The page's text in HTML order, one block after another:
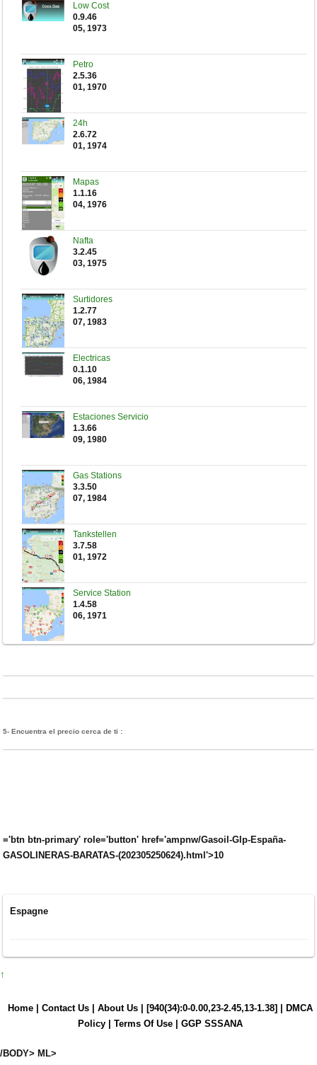
Low Cost
0.9.46
05, 1973
Petro
2.5.36
01, 1970
24h
2.6.72
01, 1974
Mapas
1.1.16
04, 1976
Nafta
3.2.45
03, 1975
Surtidores
1.2.77
07, 1983
Electricas
0.1.10
06, 1984
Estaciones Servicio
1.3.66
09, 1980
Gas Stations
3.3.50
07, 1984
Tankstellen
3.7.58
01, 1972
Service Station
1.4.58
06, 1971
5- Encuentra el precio cerca de ti :
='btn btn-primary' role='button' href='ampnw/Gasoil-Glp-España-
GASOLINERAS-BARATAS-(202305250624).html'>10
Espagne
↑
Home | Contact Us | About Us | [940(34):0-0.00,23-2.45,13-1.38]
DMCA
Policy | Terms Of Use | GGP SSSANA
/BODY> ML>